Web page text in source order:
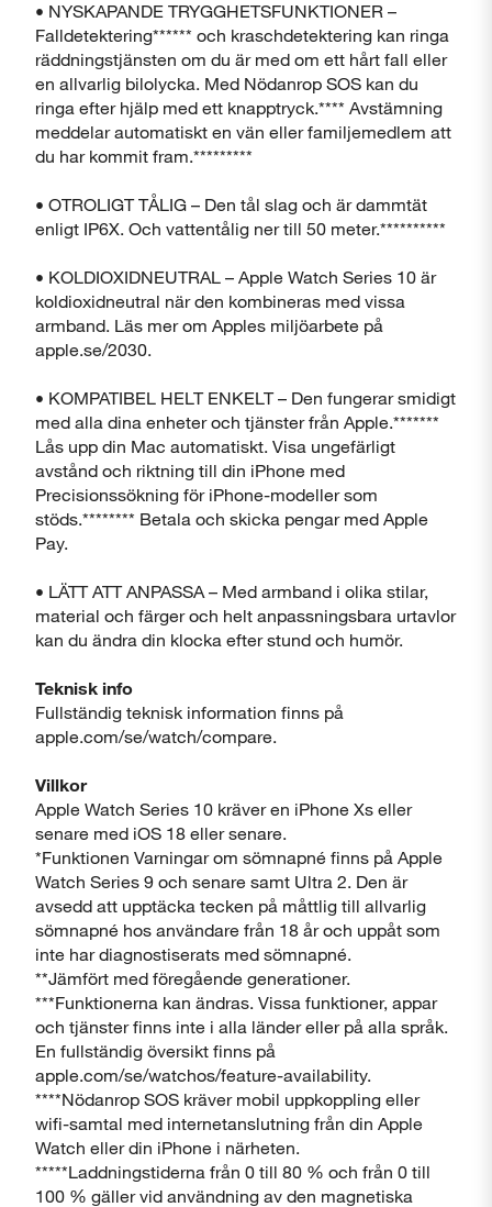
• NYSKAPANDE TRYGGHETSFUNKTIONER –
Falldetektering****** och kraschdetektering kan ringa
räddningstjänsten om du är med om ett hårt fall eller
en allvarlig bilolycka. Med Nödanrop SOS kan du
ringa efter hjälp med ett knapptryck.**** Avstämning
meddelar automatiskt en vän eller familjemedlem att
du har kommit fram.*********
• OTROLIGT TÅLIG – Den tål slag och är dammtät
enligt IP6X. Och vattentålig ner till 50 meter.**********
• KOLDIOXIDNEUTRAL – Apple Watch Series 10 är
koldioxidneutral när den kombineras med vissa
armband. Läs mer om Apples miljöarbete på
apple.se/2030.
• KOMPATIBEL HELT ENKELT – Den fungerar smidigt
med alla dina enheter och tjänster från Apple.*******
Lås upp din Mac automatiskt. Visa ungefärligt
avstånd och riktning till din iPhone med
Precisionssökning för iPhone-modeller som
stöds.******** Betala och skicka pengar med Apple
Pay.
• LÄTT ATT ANPASSA – Med armband i olika stilar,
material och färger och helt anpassningsbara urtavlor
kan du ändra din klocka efter stund och humör.
Teknisk info
Fullständig teknisk information finns på
apple.com/se/watch/compare.
Villkor
Apple Watch Series 10 kräver en iPhone Xs eller
senare med iOS 18 eller senare.
*Funktionen Varningar om sömnapné finns på Apple
Watch Series 9 och senare samt Ultra 2. Den är
avsedd att upptäcka tecken på måttlig till allvarlig
sömnapné hos användare från 18 år och uppåt som
inte har diagnostiserats med sömnapné.
**Jämfört med föregående generationer.
***Funktionerna kan ändras. Vissa funktioner, appar
och tjänster finns inte i alla länder eller på alla språk.
En fullständig översikt finns på
apple.com/se/watchos/feature-availability.
****Nödanrop SOS kräver mobil uppkoppling eller
wifi-samtal med internetanslutning från din Apple
Watch eller din iPhone i närheten.
*****Laddningstiderna från 0 till 80 % och från 0 till
100 % gäller vid användning av den magnetiska
Stäng